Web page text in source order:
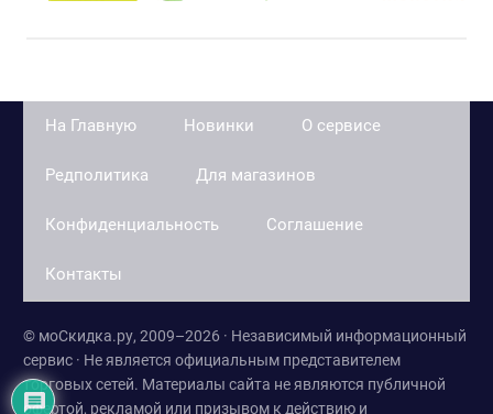
На Главную Новинки О сервисе
Редполитика Для магазинов
Конфиденциальность Соглашение
Контакты
© моСкидка.ру, 2009–2026 · Независимый информационный
сервис · Не является официальным представителем
торговых сетей. Материалы сайта не являются публичной
офертой, рекламой или призывом к действию и